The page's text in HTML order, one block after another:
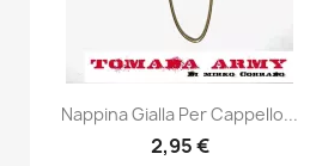
Anteprima
Nappina Gialla Per Cappello...
2,95 €